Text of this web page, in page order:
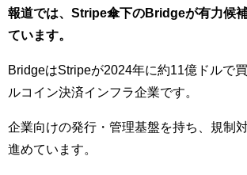
報道では、Stripe傘下のBridgeが有力候
ています。
BridgeはStripeが2024年に約11億ドルで
ルコイン決済インフラ企業です。
企業向けの発行・管理基盤を持ち、規制
進めています。